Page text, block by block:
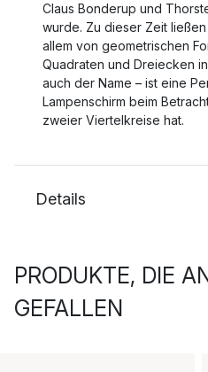
Claus Bonderup und
wurde. Zu dieser Zeit
allem von geometrischen
Quadraten und Dreiecken
auch der Name – ist eine
Lampenschirm beim
zweier Viertelkreise hat.
Details
PRODUKTE, DIE
GEFALLEN